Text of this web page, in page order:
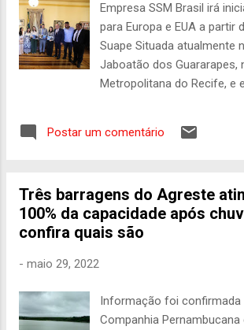
Segundo ele, as
550 funcionários em
de um ano, a unidade do
pernambucano fez sua
O país de destino foi Israel.
habilitarem a planta para
Empresa SSM Brasil irá
para Europa e EUA a partir
Suape Situada atualmente
Jaboatão dos Guararapes,
Metropolitana do Recife, e
para o município de
Palácio do Campo das
desta terça-feira (8). A
negócio ocorre diante do
presidente da Assembleia
Postar um comentário
Três barragens do Agreste
100% da capacidade após
confira quais são
- maio 29, 2022
Informação foi confirmada
Companhia